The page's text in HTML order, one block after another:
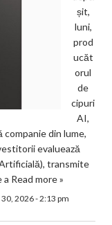
șit,
luni,
prod
ucăt
orul
de
cipuri
AI,
companie din lume,
evaluează
transmite
a Read more »
2026 - 2:13 pm